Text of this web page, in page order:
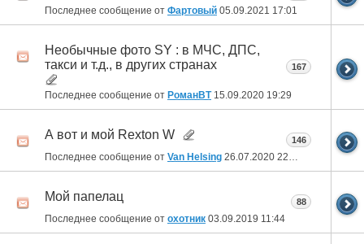
Последнее сообщение от Фартовый 05.09.2021 17:01
Необычные фото SY : в МЧС, ДПС,
такси и т.д., в других странах
Последнее сообщение от РоманВТ15.09.2020 19:29
167
А вот и мой Rexton W
Последнее сообщение от Van Helsing 26.07.2020 22:13
146
Мой папелац
Последнее сообщение от охотник 03.09.2019 11:44
88